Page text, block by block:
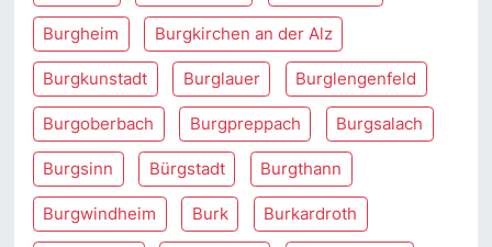
Burgheim Burgkirchen an der Alz
Burgkunstadt Burglauer Burglengenfeld
Burgoberbach Burgpreppach Burgsalach
Burgsinn Bürgstadt Burgthann
Burgwindheim Burk Burkardroth